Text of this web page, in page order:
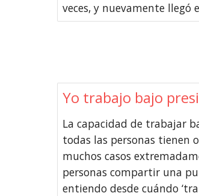
veces, y nuevamente llegó
Yo trabajo bajo
La capacidad de trabajar
todas las personas tienen
muchos casos
personas compartir una
entiendo desde cuándo